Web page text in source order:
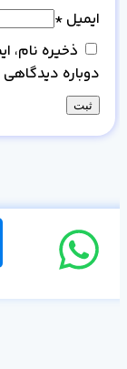
ایمیل *
ذخیره نام،
دوباره